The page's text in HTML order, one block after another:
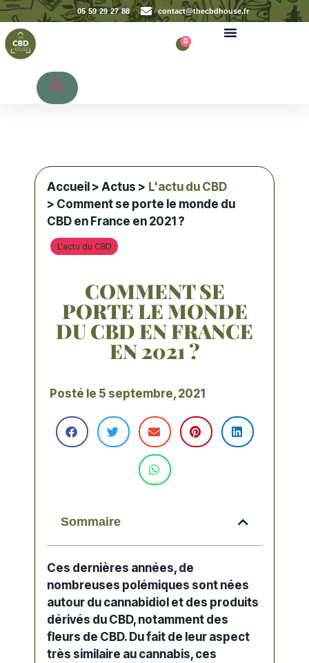
05 59 29 27 88 contact@thecbdhouse.fr
0
Accueil >Actus > L'actu du CBD
> Comment se porte le monde du
CBD en France en 2021 ?
L'actu du CBD
COMMENT SE
PORTE LE MONDE
DU CBD EN FRANCE
EN 2021 ?
Posté le 5 septembre, 2021
Sommaire
Ces dernières années, de
nombreuses polémiques sont nées
autour du cannabidiol et des produits
dérivés du CBD, notamment des
fleurs de CBD. Du fait de leur aspect
très similaire au cannabis, ces